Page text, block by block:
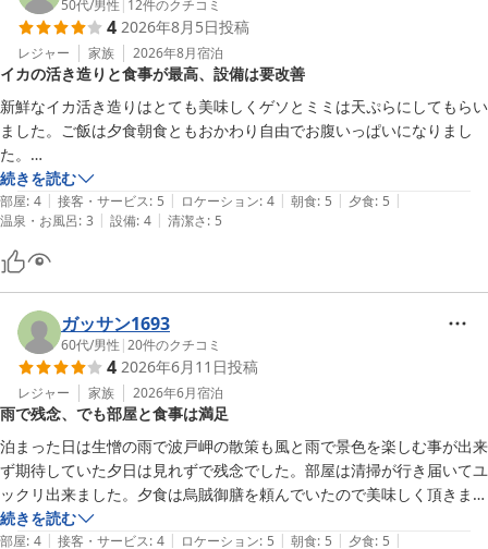
鎮西町国民宿舎 波戸岬
2026-06-14
50代/男性 | 12件のクチコミ
4 2026年8月5日投稿
レジャー 家族 2026年8月宿泊
イカの活き造りと食事が最高、設備は要改善
新鮮なイカ活き造りはとても美味しくゲソとミミは天ぷらにしてもらい
ました。ご飯は夕食朝食ともおかわり自由でお腹いっぱいになりまし
た。
ただ部屋のカーテンが古いのが気になったのと大浴場は外が丸見えなの
で女性の方は抵抗があるかな。
続きを読む
部屋: 4 | 接客・サービス: 5 | ロケーション: 4 | 朝食: 5 | 夕食: 5 |
温泉・お風呂: 3 | 設備: 4 | 清潔さ: 5
ガッサン1693
60代/男性 |20件のクチコミ
4 2026年6月11日投稿
レジャー 家族 2026年6月宿泊
雨で残念、でも部屋と食事は満足
泊まった日は生憎の雨で波戸岬の散策も風と雨で景色を楽しむ事が出来
ず期待していた夕日は見れずで残念でした。部屋は清掃が行き届いてユ
ックリ出来ました。夕食は烏賊御膳を頼んでいたので美味しく頂きまし
た。列車とバスを乗り継いで来たので朝のバスは7時48分に乗ることを
言うと朝食を7時15分と早めてもらいユックリと頂きました。天気の良
続きを読む
部屋: 4 | 接客・サービス: 4 | ロケーション: 5 | 朝食: 5 | 夕食: 5 |